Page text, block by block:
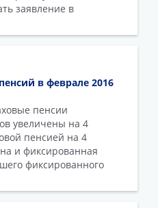
заявление в
в феврале 2016
пенсии
увеличены на 4
пенсией на 4
и фиксированная
фиксированного